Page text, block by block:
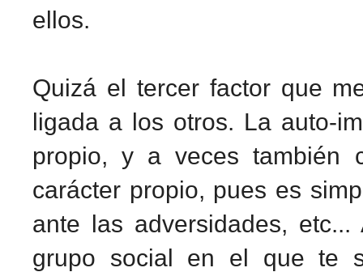
ellos.
Quizá el tercer factor que
ligada a los otros. La auto-
propio, y a veces también
carácter propio, pues es
ante las adversidades,
grupo social en el que te